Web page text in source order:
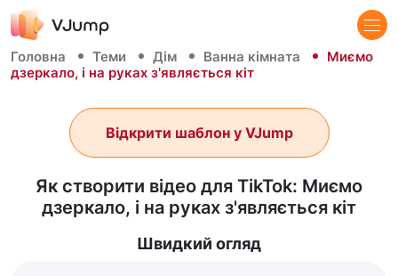
Головна Теми Дім Ванна кімната
Миємо
дзеркало, і на руках з'являється кіт
Як створити відео для TikTok: Миємо
дзеркало, і на руках з'являється кіт
Відкрити шаблон у VJump
Швидкий огляд